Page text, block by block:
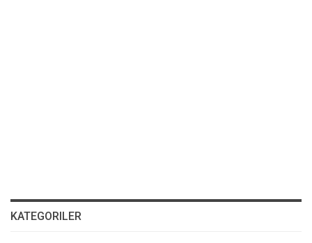
KATEGORILER